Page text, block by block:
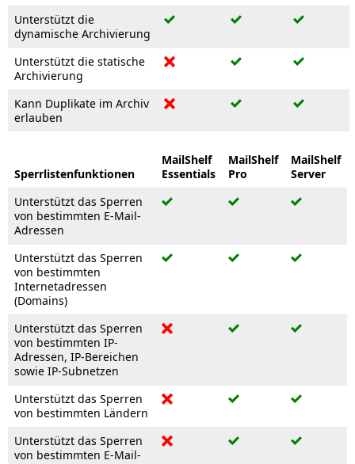
Unterstützt die
dynamische Archivierung
Unterstützt die statische
Archivierung
Kann Duplikate im Archiv
erlauben
Sperrlistenfunktionen
MailShelf
Essentials
MailShelf
Pro
MailShelf
Server
Unterstützt das Sperren
von bestimmten E-Mail-
Adressen
Unterstützt das Sperren
von bestimmten
Internetadressen
(Domains)
Unterstützt das Sperren
von bestimmten IP-
Adressen, IP-Bereichen
sowie IP-Subnetzen
Unterstützt das Sperren
von bestimmten Ländern
Unterstützt das Sperren
von bestimmten E-Mail-